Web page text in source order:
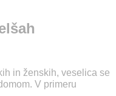
in ženskih, veselica se
V primeru